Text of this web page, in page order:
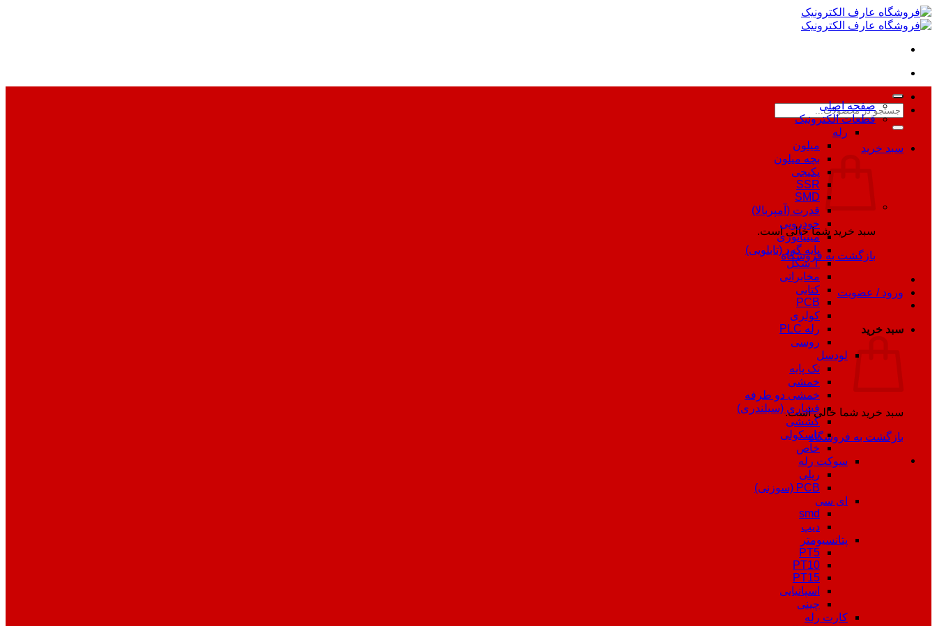
Skip
to
content
جستجو
برای:
سبد خرید
سبد خرید شما خالی است.
بازگشت به فروشگاه
ورود / عضویت
سبد خرید
سبد خرید شما خالی است.
بازگشت به فروشگاه
صفحه اصلی
قطعات الکترونیک
رله
میلون
بچه میلون
پکیجی
SSR
SMD
قدرت (آمپربالا)
خودرویی
مینیاتوری
پایه گرد (تابلویی)
T شکل
مخابراتی
کتابی
PCB
کولری
رله PLC
روسی
لودسل
تک پایه
خمشی
خمشی دو طرفه
فشاری (سیلندری)
کششی
باسکولی
خاص
سوکت رله
ریلی
PCB (سوزنی)
ای سی
smd
دیپ
پتانسیومتر
PT5
PT10
PT15
اسپانیایی
چینی
کارت رله